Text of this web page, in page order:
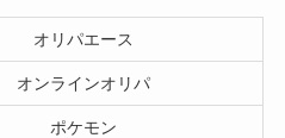
オリパエース
オンラインオリパ
ポケモン